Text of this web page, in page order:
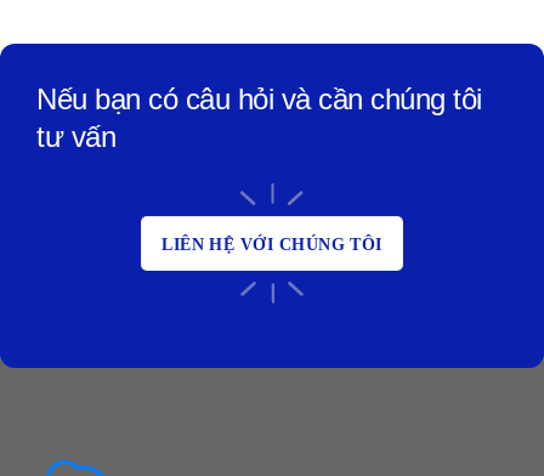
Nếu bạn có câu hỏi và cần chúng tôi
tư vấn
LIÊN HỆ VỚI CHÚNG TÔI